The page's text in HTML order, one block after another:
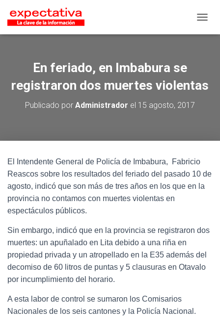
En feriado, en Imbabura se
registraron dos muertes violentas
Publicado por Administrador el 15 agosto, 2017
El Intendente General de Policía de Imbabura, Fabricio
Reascos sobre los resultados del feriado del pasado 10 de
agosto, indicó que son más de tres años en los que en la
provincia no contamos con muertes violentas en
espectáculos públicos.
Sin embargo, indicó que en la provincia se registraron dos
muertes: un apuñalado en Lita debido a una riña en
propiedad privada y un atropellado en la E35 además del
decomiso de 60 litros de puntas y 5 clausuras en Otavalo
por incumplimiento del horario.
A esta labor de control se sumaron los Comisarios
Nacionales de los seis cantones y la Policía Nacional.